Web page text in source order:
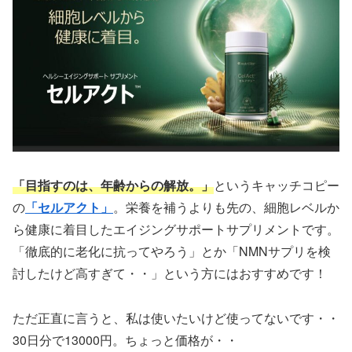
「目指すのは、年齢からの解放。」というキャッチコピー
の 「セルアクト」 。栄養を補うよりも先の、細胞レベルか
ら健康に着目したエイジングサポートサプリメントです。
「徹底的に老化に抗ってやろう」とか「NMNサプリを検
討したけど高すぎて・・」という方にはおすすめです！
ただ正直に言うと、私は使いたいけど使ってないです・・
30日分で13000円。ちょっと価格が・・